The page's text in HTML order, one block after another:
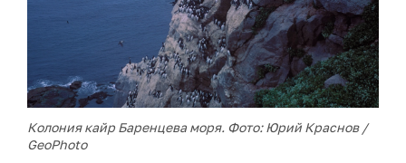
Колония кайр Баренцева моря. Фото: Юрий Краснов /
GeoPhoto